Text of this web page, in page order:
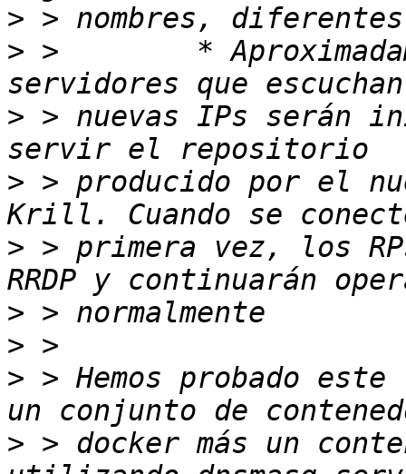
>
> >        *
> > nuevas IPs serán
> > producido por el
> > primera vez, los
>
>
> > Hemos probado
> > docker más un